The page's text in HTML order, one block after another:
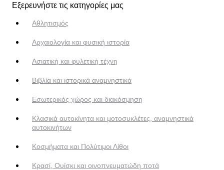
Εξερευνήστε τις κατηγορίες μας
Αθλητισμός
Αρχαιολογία και φυσική ιστορία
Ασιατική και φυλετική τέχνη
Βιβλία και ιστορικά αναμνηστικά
Εσωτερικός χώρος και διακόσμηση
Κλασικά αυτοκίνητα και μοτοσυκλέτες, αναμνηστικά
αυτοκινήτων
Κοσμήματα και Πολύτιμοι Λίθοι
Κρασί, Ουίσκι και οινοπνευματώδη ποτά